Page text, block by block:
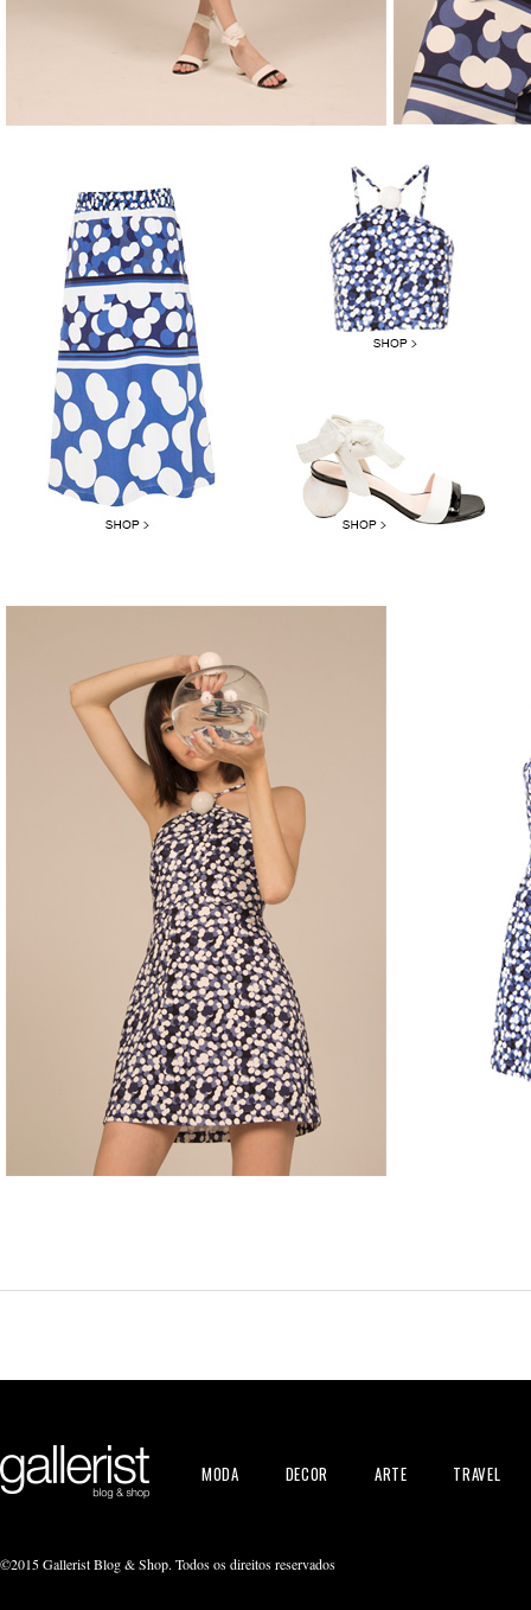
MODA DECOR ARTE TRAVEL
©2015 Gallerist Blog & Shop. Todos os direitos reservados